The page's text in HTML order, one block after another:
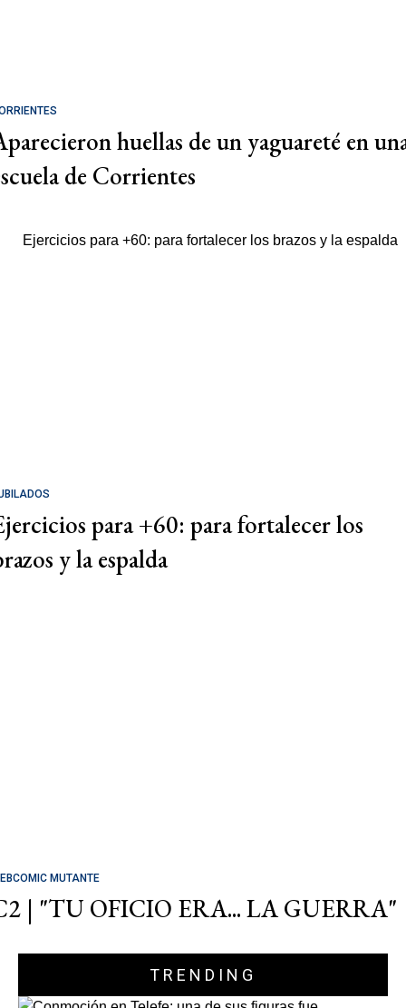
huellas de un yaguareté en
de Corrientes
para +60: para fortalecer los
y la espalda
MUTANTE
| "TU OFICIO ERA... LA GUERRA"
TRENDING